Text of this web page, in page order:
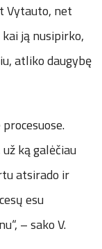
Vytauto, net
ją nusipirko,
atliko daugybę
ką galėčiau
atsirado ir
esu
– sako V.